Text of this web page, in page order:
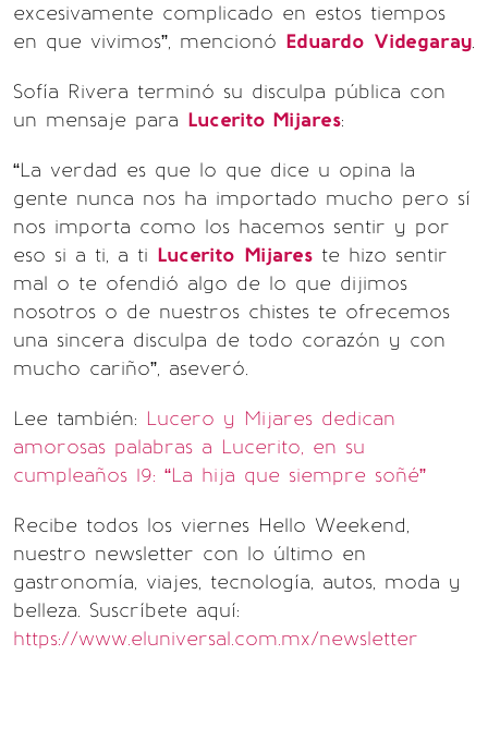
excesivamente complicado en estos tiempos
en que vivimos”, mencionó Eduardo Videgaray.
Sofía Rivera terminó su disculpa pública con
un mensaje para Lucerito Mijares:
“La verdad es que lo que dice u opina la
gente nunca nos ha importado mucho pero sí
nos importa como los hacemos sentir y por
eso si a ti, a ti Lucerito Mijares te hizo sentir
mal o te ofendió algo de lo que dijimos
nosotros o de nuestros chistes te ofrecemos
una sincera disculpa de todo corazón y con
mucho cariño”, aseveró.
Lee también: Lucero y Mijares dedican
amorosas palabras a Lucerito, en su
cumpleaños 19: “La hija que siempre soñé”
Recibe todos los viernes Hello Weekend,
nuestro newsletter con lo último en
gastronomía, viajes, tecnología, autos, moda y
belleza. Suscríbete aquí:
https://www.eluniversal.com.mx/newsletter